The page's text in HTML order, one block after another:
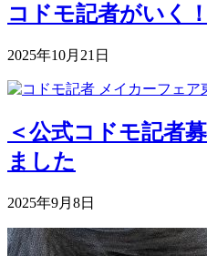
コドモ記者がいく
2025年10月21日
＜公式コドモ記者
ました
2025年9月8日